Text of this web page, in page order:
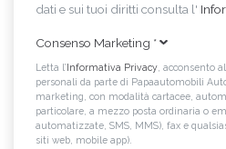
dati e sui tuoi diritti consulta l'
Consenso Marketing *
Letta l’Informativa Privacy , acconsento
personali da parte di Papaautomobili
marketing, con modalità cartacee,
particolare, a mezzo posta ordinaria o
automatizzate, SMS, MMS), fax e
siti web, mobile app).